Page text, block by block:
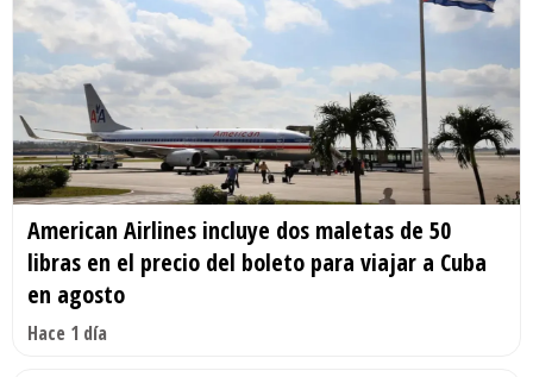
American Airlines incluye dos maletas de 50
libras en el precio del boleto para viajar a Cuba
en agosto
Hace 1 día